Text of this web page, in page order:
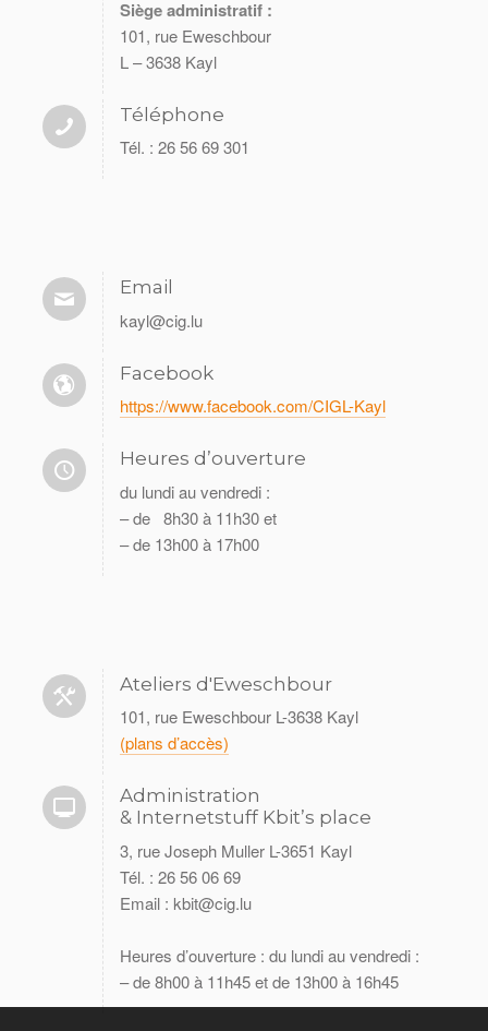
Siège administratif :
101, rue Eweschbour
L – 3638 Kayl
Téléphone
Tél. : 26 56 69 301
Email
kayl@cig.lu
Facebook
https://www.facebook.com/CIGL-Kayl
Heures d’ouverture
du lundi au vendredi :
– de 8h30 à 11h30 et
– de 13h00 à 17h00
Ateliers d'Eweschbour
101, rue Eweschbour L-3638 Kayl
(plans d’accès)
Administration
& Internetstuff Kbit’s place
3, rue Joseph Muller L-3651 Kayl
Tél. : 26 56 06 69
Email : kbit@cig.lu
Heures d’ouverture : du lundi au vendredi :
– de 8h00 à 11h45 et de 13h00 à 16h45